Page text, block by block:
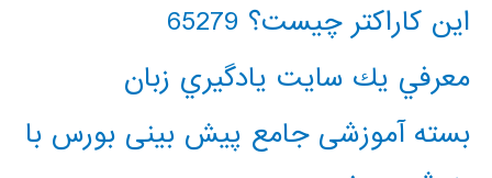
این کاراکتر چیست؟ 65279
معرفي يك سايت يادگيري زبان
بسته آموزشی جامع پیش بینی بورس با